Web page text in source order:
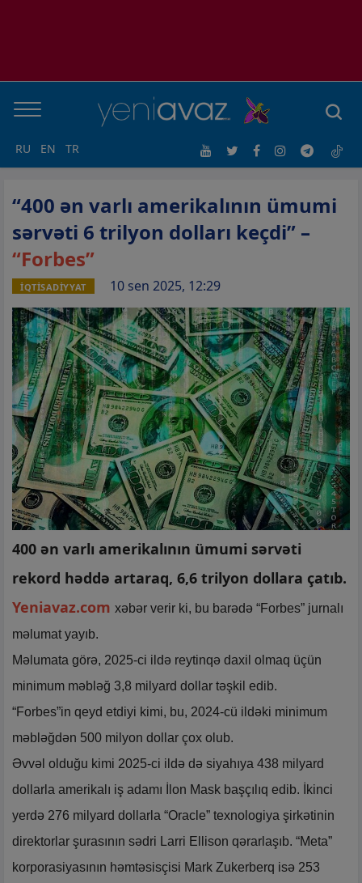
RU EN TR
“400 ən varlı amerikalının ümumi
sərvəti 6 trilyon dolları keçdi” –
“Forbes”
İQTİSADİYYAT 10 sen 2025, 12:29
400 ən varlı amerikalının ümumi sərvəti
rekord həddə artaraq, 6,6 trilyon dollara çatıb.
Yeniavaz.com xəbər verir ki, bu barədə “Forbes” jurnalı
məlumat yayıb.
Məlumata görə, 2025-ci ildə reytinqə daxil olmaq üçün
minimum məbləğ 3,8 milyard dollar təşkil edib.
“Forbes”in qeyd etdiyi kimi, bu, 2024-cü ildəki minimum
məbləğdən 500 milyon dollar çox olub.
Əvvəl olduğu kimi 2025-ci ildə də siyahıya 438 milyard
dollarla amerikalı iş adamı İlon Mask başçılıq edib. İkinci
yerdə 276 milyard dollarla “Oracle” texnologiya şirkətinin
direktorlar şurasının sədri Larri Ellison qərarlaşıb. “Meta”
korporasiyasının həmtəsisçisi Mark Zukerberq isə 253